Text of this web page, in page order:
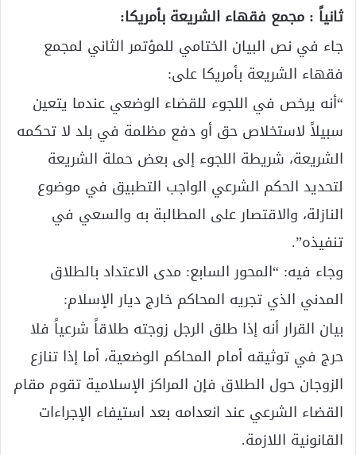
ثانياً : مجمع فقهاء الشريعة بأمريكا:
جاء في نص البيان الختامي للمؤتمر الثاني لمجمع
فقهاء الشريعة بأمريكا على:
“أنه يرخص في اللجوء للقضاء الوضعي عندما يتعين
سبيلاً لاستخلاص حق أو دفع مظلمة في بلد لا تحكمه
الشريعة، شريطة اللجوء إلى بعض حملة الشريعة
لتحديد الحكم الشرعي الواجب التطبيق في موضوع
النازلة، والاقتصار على المطالبة به والسعي في
تنفيذه”.
وجاء فيه: “المحور السابع: مدى الاعتداد بالطلاق
المدني الذي تجريه المحاكم خارج ديار الإسلام:
بيان القرار أنه إذا طلق الرجل زوجته طلاقاً شرعياً فلا
حرج في توثيقه أمام المحاكم الوضعية، أما إذا تنازع
الزوجان حول الطلاق فإن المراكز الإسلامية تقوم مقام
القضاء الشرعي عند انعدامه بعد استيفاء الإجراءات
القانونية اللازمة.